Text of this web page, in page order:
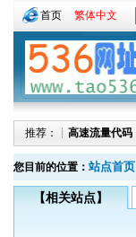
首页 繁体中文
推荐：┊ 高速流量代码
您目前的位置： 站点首页
【相关站点】